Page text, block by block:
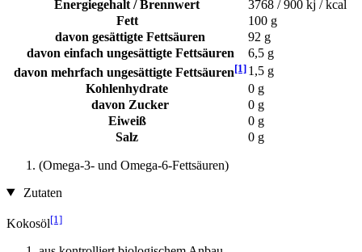
Energiegehalt / Brennwert
3768 / 900 kj / kcal
Fett
100 g
davon gesättigte Fettsäuren
92 g
davon einfach ungesättigte Fettsäuren
6,5 g
davon mehrfach ungesättigte Fettsäuren[1] 1,5 g
Kohlenhydrate
0 g
davon Zucker
0 g
Eiweiß
0 g
Salz
0 g
(Omega-3- und Omega-6-Fettsäuren)
Zutaten
Kokosöl[1]